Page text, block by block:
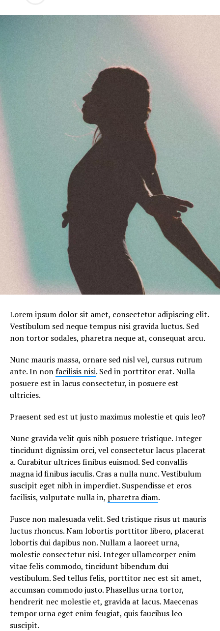
Lorem ipsum dolor sit amet, consectetur adipiscing elit.
Vestibulum sed neque tempus nisi gravida luctus. Sed
non tortor sodales, pharetra neque at, consequat arcu.
Nunc mauris massa, ornare sed nisl vel, cursus rutrum
ante. In nonfacilisis nisi. Sed in porttitor erat. Nulla
posuere est in lacus consectetur, in posuere est
ultricies.
Praesent sed est ut justo maximus molestie et quis leo?
Nunc gravida velit quis nibh posuere tristique. Integer
tincidunt dignissim orci, vel consectetur lacus placerat
a. Curabitur ultrices finibus euismod. Sed convallis
magna id finibus iaculis. Cras a nulla nunc. Vestibulum
suscipit eget nibh in imperdiet. Suspendisse et eros
facilisis, vulputate nulla in, pharetra diam.
Fusce non malesuada velit. Sed tristique risus ut mauris
luctus rhoncus. Nam lobortis porttitor libero, placerat
lobortis dui dapibus non. Nullam a laoreet urna,
molestie consectetur nisi. Integer ullamcorper enim
vitae felis commodo, tincidunt bibendum dui
vestibulum. Sed tellus felis, porttitor nec est sit amet,
accumsan commodo justo. Phasellus urna tortor,
hendrerit nec molestie et, gravida at lacus. Maecenas
tempor urna eget enim feugiat, quis faucibus leo
suscipit.